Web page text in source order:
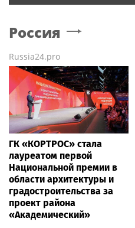
Россия
Russia24.pro
ГК «КОРТРОС» стала
лауреатом первой
Национальной премии в
области архитектуры и
градостроительства за
проект района
«Академический»